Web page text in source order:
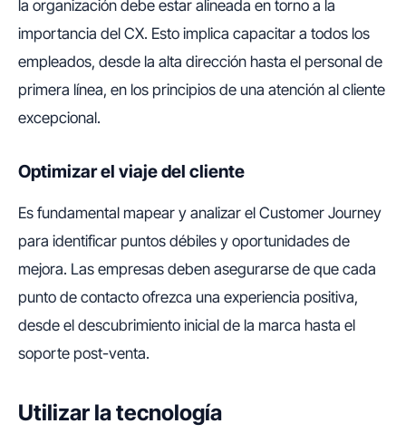
la organización debe estar alineada en torno a la
importancia del CX. Esto implica capacitar a todos los
empleados, desde la alta dirección hasta el personal de
primera línea, en los principios de una atención al cliente
excepcional.
Optimizar el viaje del cliente
Es fundamental mapear y analizar el Customer Journey
para identificar puntos débiles y oportunidades de
mejora. Las empresas deben asegurarse de que cada
punto de contacto ofrezca una experiencia positiva,
desde el descubrimiento inicial de la marca hasta el
soporte post-venta.
Utilizar la tecnología